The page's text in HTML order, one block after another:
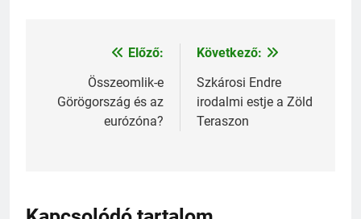
Bejegyzés
navigáció
Előző:
Összeomlik-e
Görögország és az
eurózóna?
Következő:
Szkárosi Endre
irodalmi estje a Zöld
Teraszon